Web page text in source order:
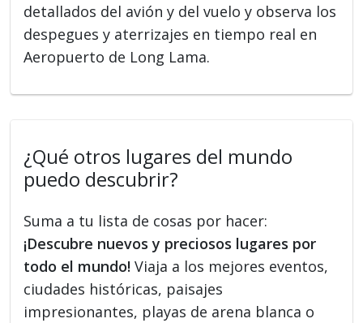
detallados del avión y del vuelo y observa los
despegues y aterrizajes en tiempo real en
Aeropuerto de Long Lama.
¿Qué otros lugares del mundo
puedo descubrir?
Suma a tu lista de cosas por hacer:
¡Descubre nuevos y preciosos lugares por
todo el mundo! Viaja a los mejores eventos,
ciudades históricas, paisajes
impresionantes, playas de arena blanca o